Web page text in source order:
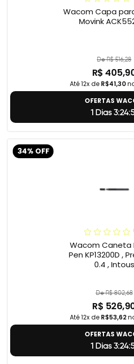
Wacom Capa
Movink
De R$ 516,28
R$
Até 12x de R$41,30
OFERTAS
1 Dias
34% OFF
Wacom Caneta
Pen KP13200D ,
0.4 , Intous
De R$ 802,68
R$
Até 12x de R$53,62
OFERTAS
1 Dias